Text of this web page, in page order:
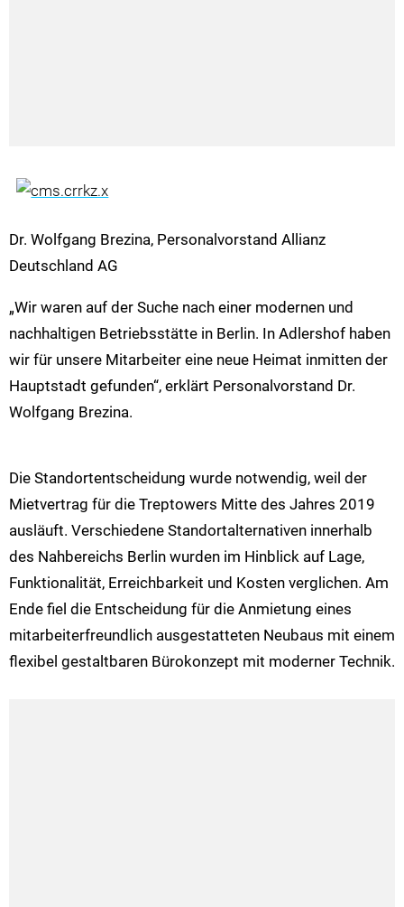
Dr. Wolfgang Brezina, Personalvorstand Allianz
Deutschland AG
„Wir waren auf der Suche nach einer modernen und
nachhaltigen Betriebsstätte in Berlin. In Adlershof haben
wir für unsere Mitarbeiter eine neue Heimat inmitten der
Hauptstadt gefunden“, erklärt Personalvorstand Dr.
Wolfgang Brezina.
Die Standortentscheidung wurde notwendig, weil der
Mietvertrag für die Treptowers Mitte des Jahres 2019
ausläuft. Verschiedene Standortalternativen innerhalb
des Nahbereichs Berlin wurden im Hinblick auf Lage,
Funktionalität, Erreichbarkeit und Kosten verglichen. Am
Ende fiel die Entscheidung für die Anmietung eines
mitarbeiterfreundlich ausgestatteten Neubaus mit einem
flexibel gestaltbaren Bürokonzept mit moderner Technik.